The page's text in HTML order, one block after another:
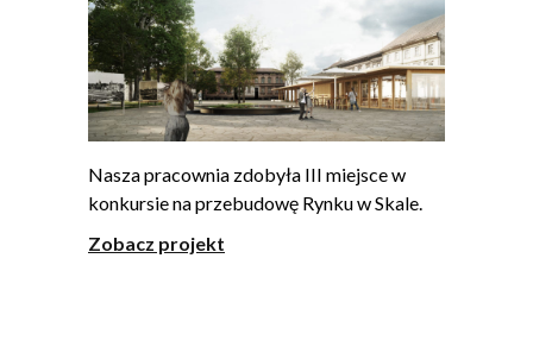
Nasza pracownia zdobyła III miejsce w
konkursie na przebudowę Rynku w Skale.
Zobacz projekt